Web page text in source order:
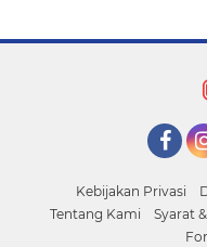
Kebijakan Privasi
Tentang Kami
Syarat